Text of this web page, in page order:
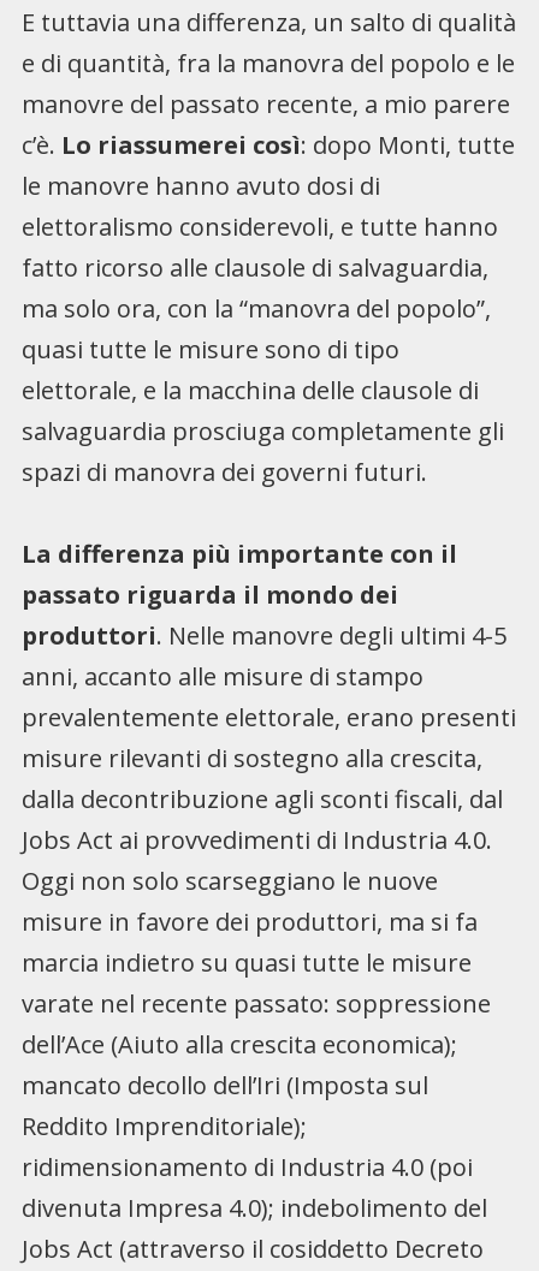
E tuttavia una differenza, un salto di qualità
e di quantità, fra la manovra del popolo e le
manovre del passato recente, a mio parere
c’è. Lo riassumerei così: dopo Monti, tutte
le manovre hanno avuto dosi di
elettoralismo considerevoli, e tutte hanno
fatto ricorso alle clausole di salvaguardia,
ma solo ora, con la “manovra del popolo”,
quasi tutte le misure sono di tipo
elettorale, e la macchina delle clausole di
salvaguardia prosciuga completamente gli
spazi di manovra dei governi futuri.
La differenza più importante con il
passato riguarda il mondo dei
produttori. Nelle manovre degli ultimi 4-5
anni, accanto alle misure di stampo
prevalentemente elettorale, erano presenti
misure rilevanti di sostegno alla crescita,
dalla decontribuzione agli sconti fiscali, dal
Jobs Act ai provvedimenti di Industria 4.0.
Oggi non solo scarseggiano le nuove
misure in favore dei produttori, ma si fa
marcia indietro su quasi tutte le misure
varate nel recente passato: soppressione
dell’Ace (Aiuto alla crescita economica);
mancato decollo dell’Iri (Imposta sul
Reddito Imprenditoriale);
ridimensionamento di Industria 4.0 (poi
divenuta Impresa 4.0); indebolimento del
Jobs Act (attraverso il cosiddetto Decreto